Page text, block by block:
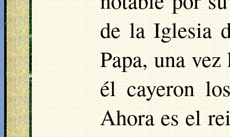
de la Iglesia
Papa, una
él cayeron
Ahora es el